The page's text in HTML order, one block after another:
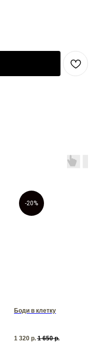
-20%
Боди в клетку
1 320 р. 1 650 р.